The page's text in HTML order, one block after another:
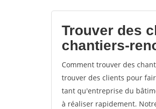
Trouver des
chantiers-
Comment trouver des
trouver des clients pour
tant qu'entreprise du
à réaliser rapidement.